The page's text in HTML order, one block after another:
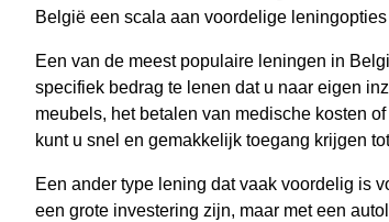
België een scala aan voordelige
Een van de meest populaire leningen in
specifiek bedrag te lenen dat u naar eigen
meubels, het betalen van medische kosten
kunt u snel en gemakkelijk toegang krijgen
Een ander type lening dat vaak voordelig is
een grote investering zijn, maar met een